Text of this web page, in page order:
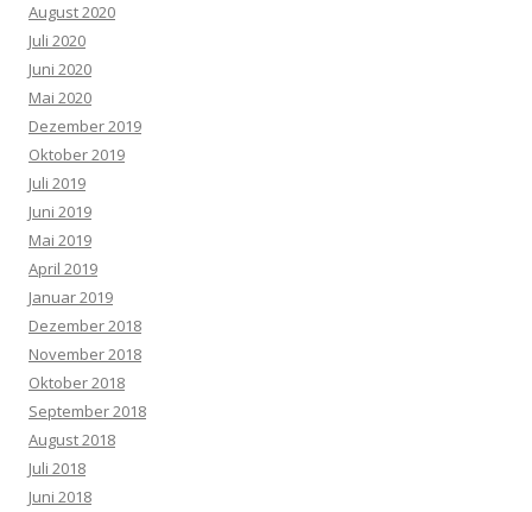
August 2020
Juli 2020
Juni 2020
Mai 2020
Dezember 2019
Oktober 2019
Juli 2019
Juni 2019
Mai 2019
April 2019
Januar 2019
Dezember 2018
November 2018
Oktober 2018
September 2018
August 2018
Juli 2018
Juni 2018